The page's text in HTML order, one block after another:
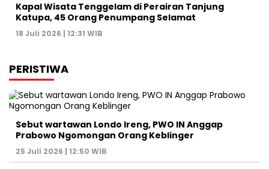
Kapal Wisata Tenggelam di Perairan Tanjung
Katupa, 45 Orang Penumpang Selamat
18 Juli 2026 | 12:31 WIB
PERISTIWA
Sebut wartawan Londo Ireng, PWO IN Anggap
Prabowo Ngomongan Orang Keblinger
25 Juli 2026 | 12:50 WIB